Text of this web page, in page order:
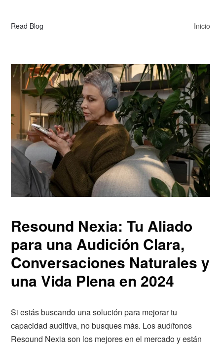
Read Blog Inicio
Resound Nexia: Tu Aliado
para una Audición Clara,
Conversaciones Naturales y
una Vida Plena en 2024
Si estás buscando una solución para mejorar tu
capacidad auditiva, no busques más. Los audífonos
Resound Nexia son los mejores en el mercado y están